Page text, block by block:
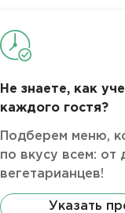
Не знаете, как
каждого гостя?
Подберем меню,
по вкусу всем: от
вегетарианцев!
Указать